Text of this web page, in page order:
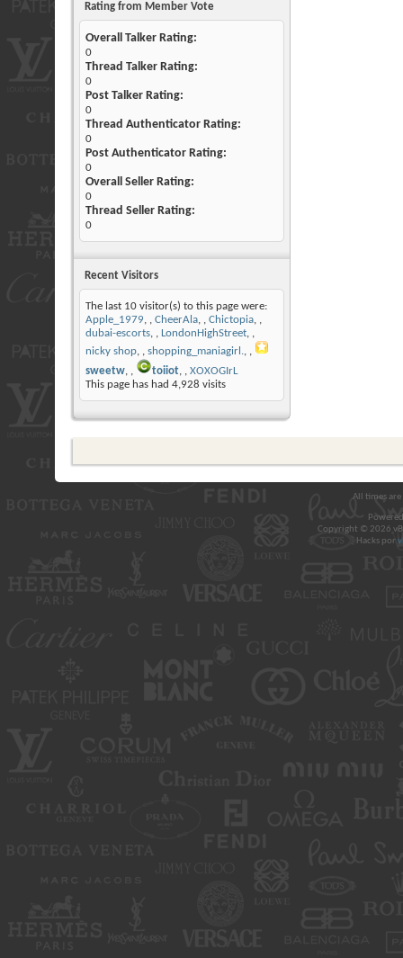
Rating from Member Vote
Overall Talker Rating:
0
Thread Talker Rating:
0
Post Talker Rating:
0
Thread Authenticator Rating:
0
Post Authenticator Rating:
0
Overall Seller Rating:
0
Thread Seller Rating:
0
Recent Visitors
The last 10 visitor(s) to this page were:
Apple_1979, CheerAla, Chictopia,
dubai-escorts, LondonHighStreet,
nicky shop, shopping_maniagirl.,
sweetw, toiiot,
XOXOGIrL
This page has had 4,928 visits
All times
Copyright © 2026
Hacks por